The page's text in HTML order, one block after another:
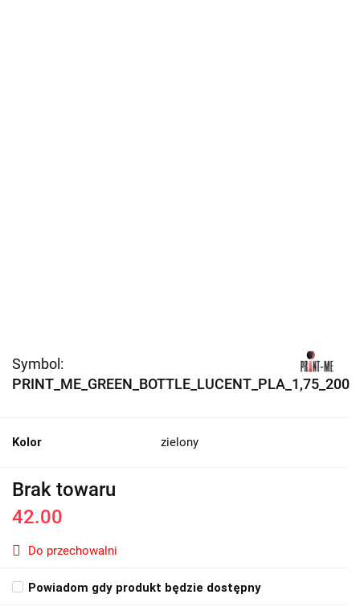
Symbol:
PRINT_ME_GREEN_BOTTLE_LUCENT_PLA_1,75_200
Kolor zielony
Brak towaru
42.00
Do przechowalni
Powiadom gdy produkt będzie dostępny